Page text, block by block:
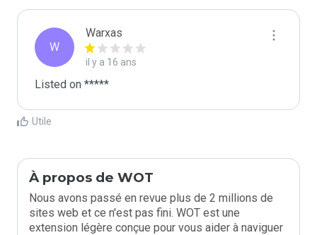
W
Warxas
il y a 16 ans
Listed on *****
Utile
À propos de WOT
Nous avons passé en revue plus de 2 millions de
sites web et ce n'est pas fini. WOT est une
extension légère conçue pour vous aider à naviguer